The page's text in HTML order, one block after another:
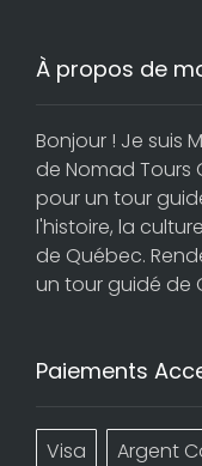
À propos de
Bonjour ! Je suis
de Nomad Tours
pour un tour
l'histoire, la
de Québec.
un tour guidé de
Paiements
Visa Argent